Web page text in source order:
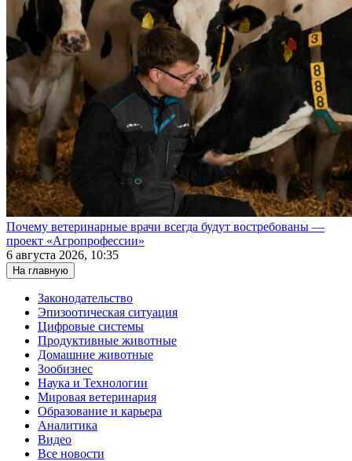
Почему ветеринарные врачи всегда будут востребованы —
проект «Агропрофессии»
6 августа 2026, 10:35
На главную
Законодательство
Эпизоотическая ситуация
Цифровые системы
Продуктивные животные
Домашние животные
Зообизнес
Наука и Технологии
Мировая ветеринария
Образование и карьера
Аналитика
Видео
Все новости